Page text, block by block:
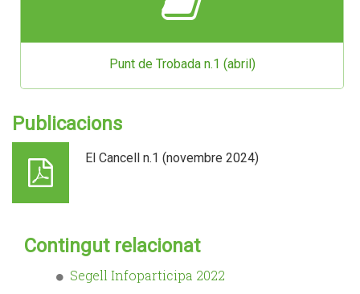
Punt de Trobada n.1 (abril)
Publicacions
El Cancell n.1 (novembre 2024)
Contingut relacionat
Segell Infoparticipa 2022